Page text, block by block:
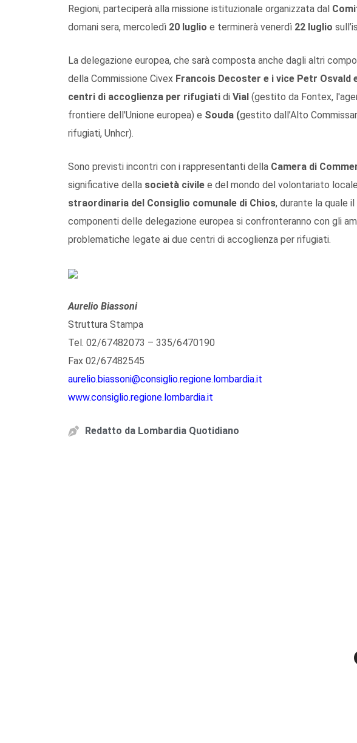
Regioni, parteciperà alla missione istituzionale organizzata dal
domani sera, mercoledì 20 luglio e terminerà venerdì 22 luglio
La delegazione europea, che sarà composta anche dagli altri
della Commissione Civex Francois Decoster e i vice Petr Osvald
centri di accoglienza per rifugiati di Vial (gestito da Fontex,
frontiere dell'Unione europea) e Souda (gestito dall’Alto
rifugiati, Unhcr).
Sono previsti incontri con i rappresentanti della Camera di
significative della società civile e del mondo del volontariato
straordinaria del Consiglio comunale di Chios, durante la quale
componenti delle delegazione europea si confronteranno con gli
problematiche legate ai due centri di accoglienza per rifugiati.
Aurelio Biassoni
Struttura Stampa
Tel. 02/67482073 – 335/6470190
Fax 02/67482545
aurelio.biassoni@consiglio.regione.lombardia.it
www.consiglio.regione.lombardia.it
Redatto da Lombardia Quotidiano